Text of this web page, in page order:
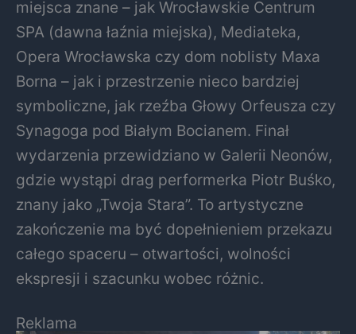
miejsca znane – jak Wrocławskie Centrum
SPA (dawna łaźnia miejska), Mediateka,
Opera Wrocławska czy dom noblisty Maxa
Borna – jak i przestrzenie nieco bardziej
symboliczne, jak rzeźba Głowy Orfeusza czy
Synagoga pod Białym Bocianem. Finał
wydarzenia przewidziano w Galerii Neonów,
gdzie wystąpi drag performerka Piotr Buśko,
znany jako „Twoja Stara”. To artystyczne
zakończenie ma być dopełnieniem przekazu
całego spaceru – otwartości, wolności
ekspresji i szacunku wobec różnic.
Reklama